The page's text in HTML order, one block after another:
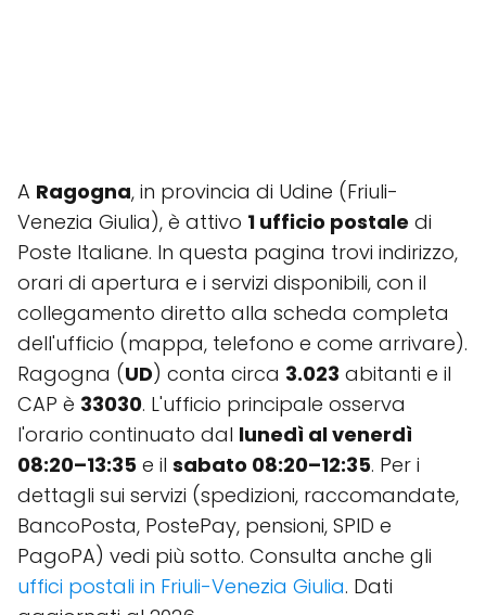
A Ragogna, in provincia di Udine (Friuli-
Venezia Giulia), è attivo 1 ufficio postale di
Poste Italiane. In questa pagina trovi indirizzo,
orari di apertura e i servizi disponibili, con il
collegamento diretto alla scheda completa
dell'ufficio (mappa, telefono e come arrivare).
Ragogna (UD) conta circa 3.023 abitanti e il
CAP è 33030. L'ufficio principale osserva
l'orario continuato dal lunedì al venerdì
08:20–13:35 e il sabato 08:20–12:35. Per i
dettagli sui servizi (spedizioni, raccomandate,
BancoPosta, PostePay, pensioni, SPID e
PagoPA) vedi più sotto. Consulta anche gli
uffici postali in Friuli-Venezia Giulia. Dati